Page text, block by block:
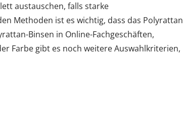
austauschen, falls starke
Methoden ist es wichtig, dass das Polyrattan
Binsen in Online-Fachgeschäften,
Farbe gibt es noch weitere Auswahlkriterien,